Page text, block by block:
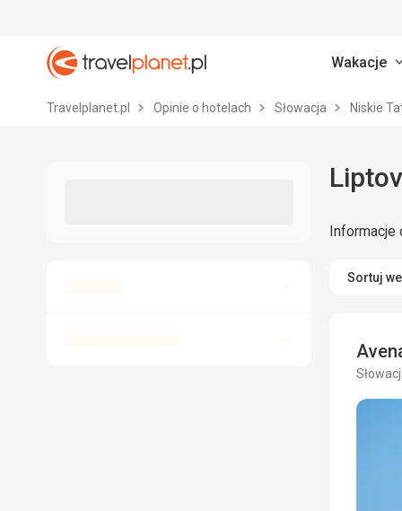
Travelplanet.pl
Wakacje
Travelplanet.pl Opinie o hotelach Słowacja Niskie
Sortuj